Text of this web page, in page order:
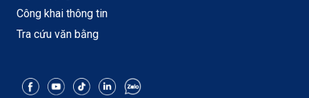
Công khai thông tin
Tra cứu văn bằng